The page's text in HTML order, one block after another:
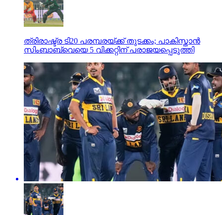
ത്രിരാഷ്ട്ര ടി20 പരമ്പരയ്ക്ക് തുടക്കം; പാകിസ്താന്‍
സിംബാബ്വെയെ 5 വിക്കറ്റിന് പരാജയപ്പെടുത്തി